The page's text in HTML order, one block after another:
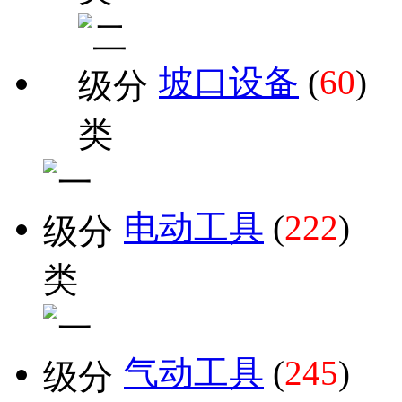
坡口设备 (60)
电动工具 (222)
气动工具 (245)